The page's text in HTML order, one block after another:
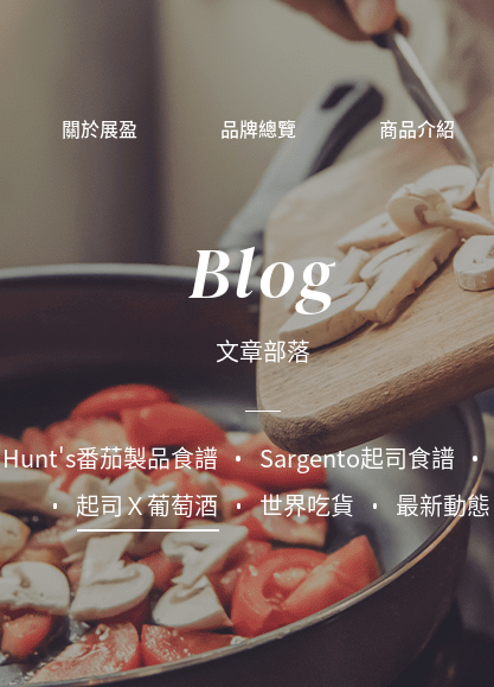
關於展盈 品牌總覽 商品介紹
Blog
文章部落
Hunt's番茄製品食譜 Sargento起司食譜
起司Ｘ葡萄酒
世界吃貨 最新動態